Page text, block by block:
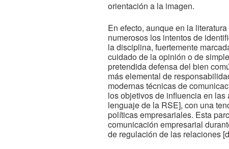
orientación a la imagen.
En efecto, aunque en la
numerosos los intentos de
la disciplina, fuertemente
cuidado de la opinión o de
pretendida defensa del bien
más elemental de
modernas técnicas de
los objetivos de influencia en
lenguaje de la RSE], con una
políticas empresariales. Esta
comunicación empresarial
de regulación de las relaciones